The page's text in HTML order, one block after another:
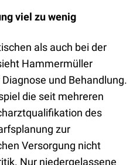
viel zu wenig
als auch bei der
Hammermüller
und Behandlung.
die seit mehreren
des
zur
Versorgung nicht
Nur niedergelassene